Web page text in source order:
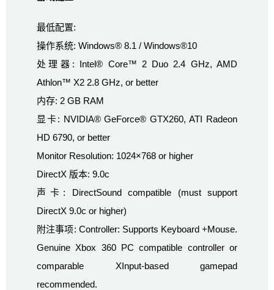
最低配置:
操作系统: Windows® 8.1 / Windows®10
处理器: Intel® Core™ 2 Duo 2.4 GHz, AMD
Athlon™ X2 2.8 GHz, or better
内存: 2 GB RAM
显卡: NVIDIA® GeForce® GTX260, ATI Radeon
HD 6790, or better
Monitor Resolution: 1024×768 or higher
DirectX 版本: 9.0c
声卡: DirectSound compatible (must support
DirectX 9.0c or higher)
附注事项: Controller: Supports Keyboard +Mouse.
Genuine Xbox 360 PC compatible controller or
comparable XInput-based gamepad
recommended.